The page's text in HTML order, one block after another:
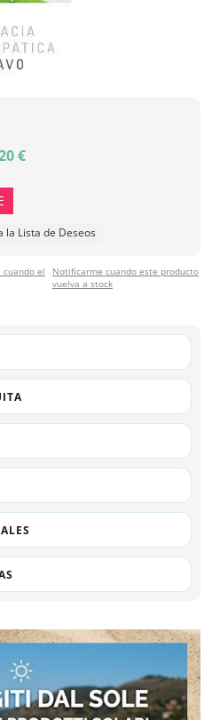
€
la Lista de Deseos
el
Notificarme cuando este producto
vuelva a stock